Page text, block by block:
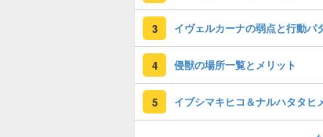
3
4 侵獣の場所一覧とメリット
5